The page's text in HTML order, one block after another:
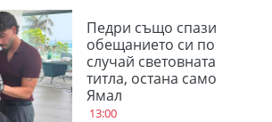
Педри също спази
обещанието си по
случай световната
титла, остана само
Ямал
13:00